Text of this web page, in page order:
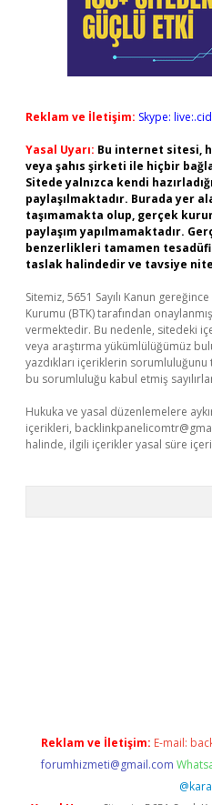
Reklam ve İletişim: Skype:
Yasal Uyarı: Bu internet sitesi,
veya şahıs şirketi ile hiçbir
Sitede yalnızca kendi
paylaşılmaktadır. Burada yer
taşımamakta olup, gerçek
paylaşım yapılmamaktadır.
benzerlikleri tamamen
taslak halindedir ve tavsiye
Sitemiz, 5651 Sayılı Kanun
Kurumu (BTK) tarafından
vermektedir. Bu nedenle, sitedeki
veya araştırma yükümlülüğümüz
yazdıkları içeriklerin
bu sorumluluğu kabul etmiş
Hukuka ve yasal düzenlemelere
içerikleri,
halinde, ilgili içerikler yasal süre
Reklam ve İletişim: E-mail:
forumhizmeti@gmail.com